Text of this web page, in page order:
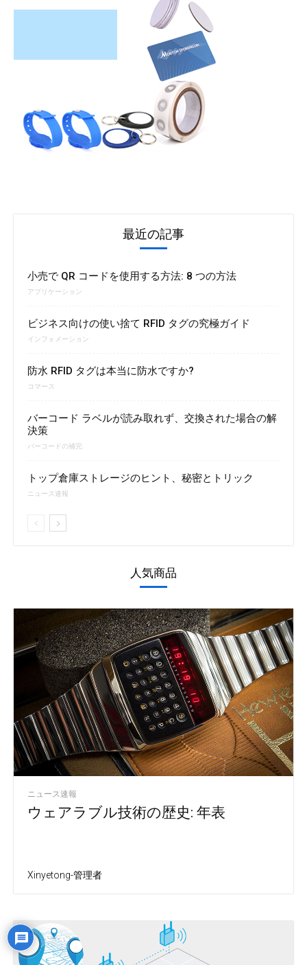
最近の記事
小売で QR コードを使用する方法: 8 つの方法
アプリケーション
ビジネス向けの使い捨て RFID タグの究極ガイド
インフォメーション
防水 RFID タグは本当に防水ですか?
コマース
バーコード ラベルが読み取れず、交換された場合の解
決策
バーコードの補完
トップ倉庫ストレージのヒント、秘密とトリック
ニュース速報
人気商品
ニュース速報
ウェアラブル技術の歴史: 年表
Xinyetong-管理者